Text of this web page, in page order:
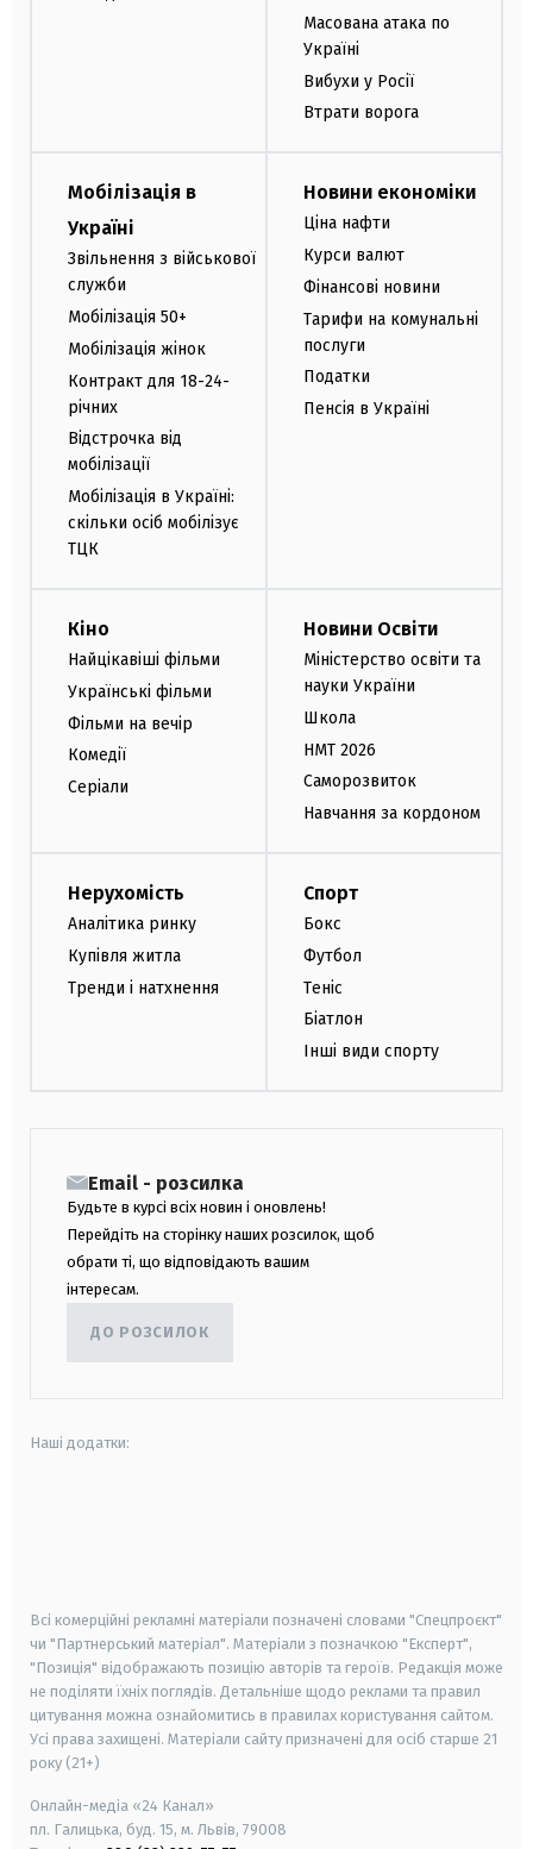
Масована атака по
Україні
Вибухи у Росії
Втрати ворога
Мобілізація в
Україні
Звільнення з військової
служби
Мобілізація 50+
Мобілізація жінок
Контракт для 18-24-
річних
Відстрочка від
мобілізації
Мобілізація в Україні:
скільки осіб мобілізує
ТЦК
Новини економіки
Ціна нафти
Курси валют
Фінансові новини
Тарифи на комунальні
послуги
Податки
Пенсія в Україні
Кіно
Найцікавіші фільми
Українські фільми
Фільми на вечір
Комедії
Серіали
Новини Освіти
Міністерство освіти та
науки України
Школа
НМТ 2026
Саморозвиток
Навчання за кордоном
Нерухомість
Аналітика ринку
Купівля житла
Тренди і натхнення
Спорт
Бокс
Футбол
Теніс
Біатлон
Інші види спорту
Email - розсилка
Будьте в курсі всіх новин і оновлень!
Перейдіть на сторінку наших розсилок, щоб
обрати ті, що відповідають вашим
інтересам.
ДО РОЗСИЛОК
Наші додатки:
Всі комерційні рекламні матеріали позначені словами "Спецпроєкт"
чи "Партнерський матеріал". Матеріали з позначкою "Експерт",
"Позиція" відображають позицію авторів та героїв. Редакція може
не поділяти їхніх поглядів. Детальніше щодо реклами та правил
цитування можна ознайомитись в правилах користування сайтом.
Усі права захищені. Матеріали сайту призначені для осіб старше 21
року (21+)
Онлайн-медіа «24 Канал»
пл. Галицька, буд. 15, м. Львів, 79008